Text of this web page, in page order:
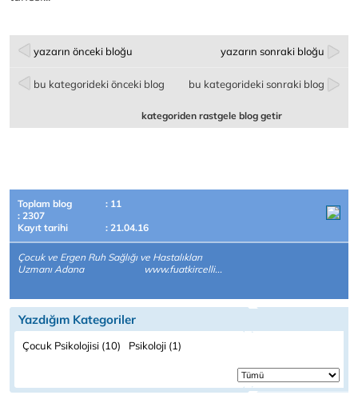
yazarın önceki bloğu yazarın sonraki bloğu
bu kategorideki önceki blog bu kategorideki sonraki blog
kategoriden rastgele blog getir
Toplam blog
: 11
: 2307
Kayıt tarihi
: 21.04.16
Çocuk ve Ergen Ruh Sağlığı ve Hastalıkları
Uzmanı Adana www.fuatkircelli...
Yazdığım Kategoriler
Çocuk Psikolojisi (10) Psikoloji (1)